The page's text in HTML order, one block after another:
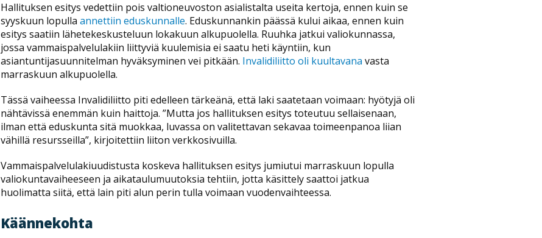
Hallituksen esitys vedettiin pois valtioneuvoston asialistalta useita kertoja, ennen kuin se
syyskuun lopullaannettiin eduskunnalle. Eduskunnankin päässä kului aikaa, ennen kuin
esitys saatiin lähetekeskusteluun lokakuun alkupuolella. Ruuhka jatkui valiokunnassa,
jossa vammaispalvelulakiin liittyviä kuulemisia ei saatu heti käyntiin, kun
asiantuntijasuunnitelman hyväksyminen vei pitkään. Invalidiliitto oli kuultavana vasta
marraskuun alkupuolella.
Tässä vaiheessa Invalidiliitto piti edelleen tärkeänä, että laki saatetaan voimaan: hyötyjä oli
nähtävissä enemmän kuin haittoja. ”Mutta jos hallituksen esitys toteutuu sellaisenaan,
ilman että eduskunta sitä muokkaa, luvassa on valitettavan sekavaa toimeenpanoa liian
vähillä resursseilla”, kirjoitettiin liiton verkkosivuilla.
Vammaispalvelulakiuudistusta koskeva hallituksen esitys jumiutui marraskuun lopulla
valiokuntavaiheeseen ja aikataulumuutoksia tehtiin, jotta käsittely saattoi jatkua
huolimatta siitä, että lain piti alun perin tulla voimaan vuodenvaihteessa.
Käännekohta